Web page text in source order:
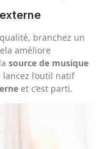
branchez un
améliore
source de musique
l’outil natif
et c’est parti.